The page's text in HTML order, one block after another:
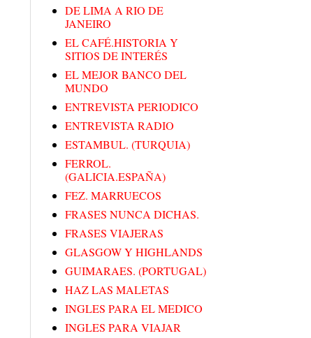
DE LIMA A RIO DE
JANEIRO
EL CAFÉ.HISTORIA Y
SITIOS DE INTERÉS
EL MEJOR BANCO DEL
MUNDO
ENTREVISTA PERIODICO
ENTREVISTA RADIO
ESTAMBUL. (TURQUIA)
FERROL.
(GALICIA.ESPAÑA)
FEZ. MARRUECOS
FRASES NUNCA DICHAS.
FRASES VIAJERAS
GLASGOW Y HIGHLANDS
GUIMARAES. (PORTUGAL)
HAZ LAS MALETAS
INGLES PARA EL MEDICO
INGLES PARA VIAJAR